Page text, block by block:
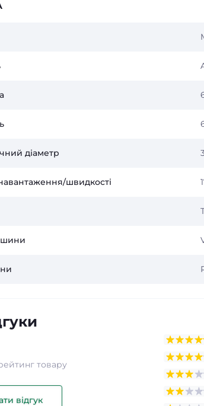
діаметр
швидкості
шини
товару
відгук